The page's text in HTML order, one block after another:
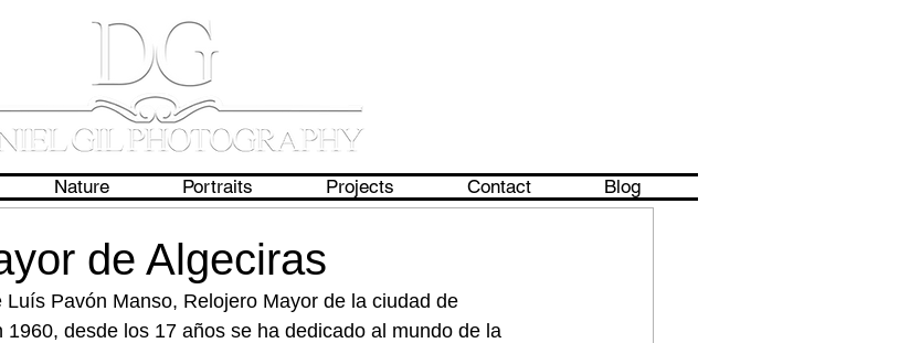
de Algeciras
Pavón Manso, Relojero Mayor de la ciudad de
desde los 17 años se ha dedicado al mundo de la
Nature Portraits Projects Contact Blog